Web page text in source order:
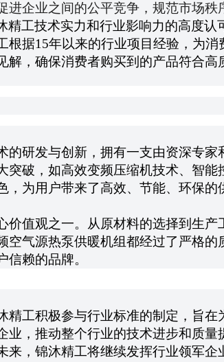
进企业之间的公平竞争，规范市场秩
精工技术实力和行业影响力的高度
根据15年以来的行业项目经验，为
，确保消费者购买到的产品符合
的研发与创新，拥有一支由资深专
突破，如高效变频压缩机技术、智
为用户带来了高效、节能、环保的
价值观之一。从原材料的选择到生
空气源热泵供暖机组都经过了严格
赖的品牌。
精工积极参与行业标准的制定，旨
业，推动整个行业的技术进步和质
，锦沐精工将继续发挥行业领军企